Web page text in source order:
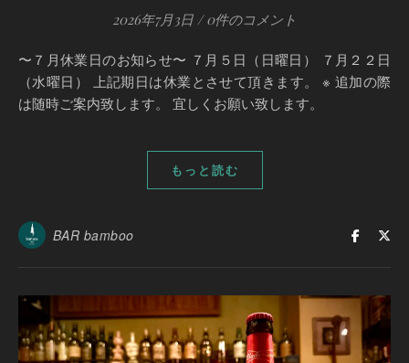
2026年7月3日 / 0件のコメント
〜７月休業日のお知らせ〜 ７月５日（日曜日） ７月２２日
（水曜日） 上記期日は休業とさせて頂きます。 ※ 追加の際
は随時ご案内致します。 宜しくお願い致します。
もっと読む
BAR bamboo